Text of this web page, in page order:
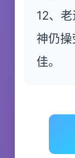
12、
神仍
佳。